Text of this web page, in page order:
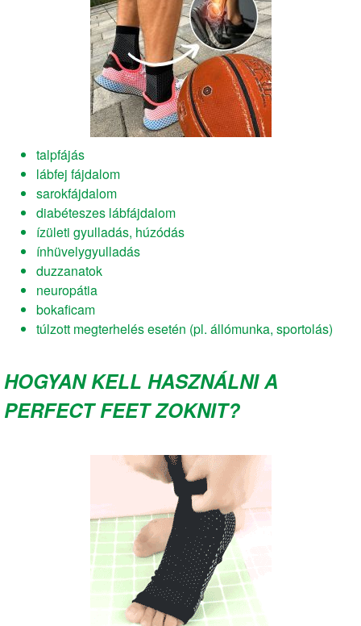
talpfájás
lábfej fájdalom
sarokfájdalom
diabéteszes lábfájdalom
ízületi gyulladás, húzódás
ínhüvelygyulladás
duzzanatok
neuropátia
bokaficam
túlzott megterhelés esetén (pl. állómunka, sportolás)
HOGYAN KELL HASZNÁLNI A
PERFECT FEET ZOKNIT?